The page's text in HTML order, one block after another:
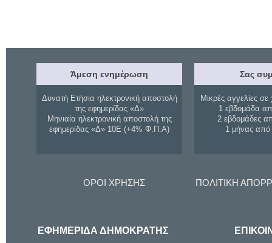
Άμεση ενημέρωση
Δυνατή Ετήσια ηλεκτρονική αποστολή
της εφημερίδας «Δ»
Μηνιαία ηλεκτρονική αποστολή της
εφημερίδας «Δ» 10Ε (+4% Φ.Π.Α)
Σας
Μικρές αγγελίες σε
1 εβδομάδα
2 εβδομάδες
1 μήνας
ΟΡΟΙ ΧΡΗΣΗΣ ΠΟΛΙΤΙΚΗ
ΕΦΗΜΕΡΙΔΑ ΔΗΜΟΚΡΑΤΗΣ